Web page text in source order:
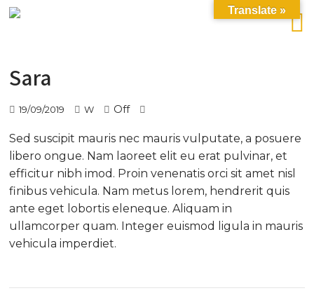
Sara
19/09/2019 W Off
Sed suscipit mauris nec mauris vulputate, a posuere
libero ongue. Nam laoreet elit eu erat pulvinar, et
efficitur nibh imod. Proin venenatis orci sit amet nisl
finibus vehicula. Nam metus lorem, hendrerit quis
ante eget lobortis eleneque. Aliquam in
ullamcorper quam. Integer euismod ligula in mauris
vehicula imperdiet.
Translate »